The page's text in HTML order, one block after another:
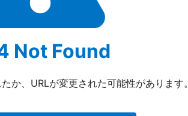
Not Found
か、URLが変更された可能性があります。